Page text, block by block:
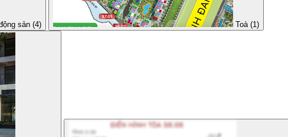
sản (4) Toà (1)